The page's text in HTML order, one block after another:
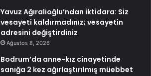
Yavuz Ağıralioğlu’ndan iktidara: Siz
vesayeti kaldırmadınız; vesayetin
adresini değiştirdiniz
Ağustos 8, 2026
Bodrum’da anne-kız cinayetinde
sanığa 2 kez ağırlaştırılmış müebbet